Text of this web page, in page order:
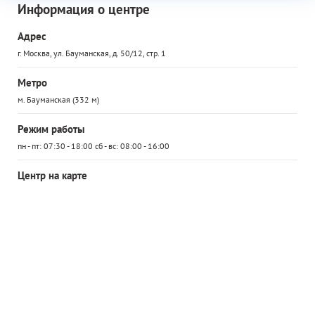
Информация о центре
Адрес
г. Москва, ул. Бауманская, д. 50/12, стр. 1
Метро
м. Бауманская (332 м)
Режим работы
пн - пт: 07:30 - 18:00 сб - вс: 08:00 - 16:00
Центр на карте